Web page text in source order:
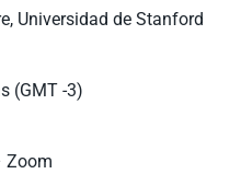
Universidad de Stanford
(GMT -3)
Zoom